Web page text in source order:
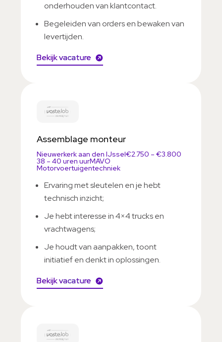
onderhouden van klantcontact.
Begeleiden van orders en bewaken van
levertijden.
Bekijk vacature
Assemblage monteur
Nieuwerkerk aan den IJssel€2.750 – €3.800
38 – 40 uren uurMAVO
Motorvoertuigentechniek
Ervaring met sleutelen en je hebt
technisch inzicht;
Je hebt interesse in 4×4 trucks en
vrachtwagens;
Je houdt van aanpakken, toont
initiatief en denkt in oplossingen.
Bekijk vacature